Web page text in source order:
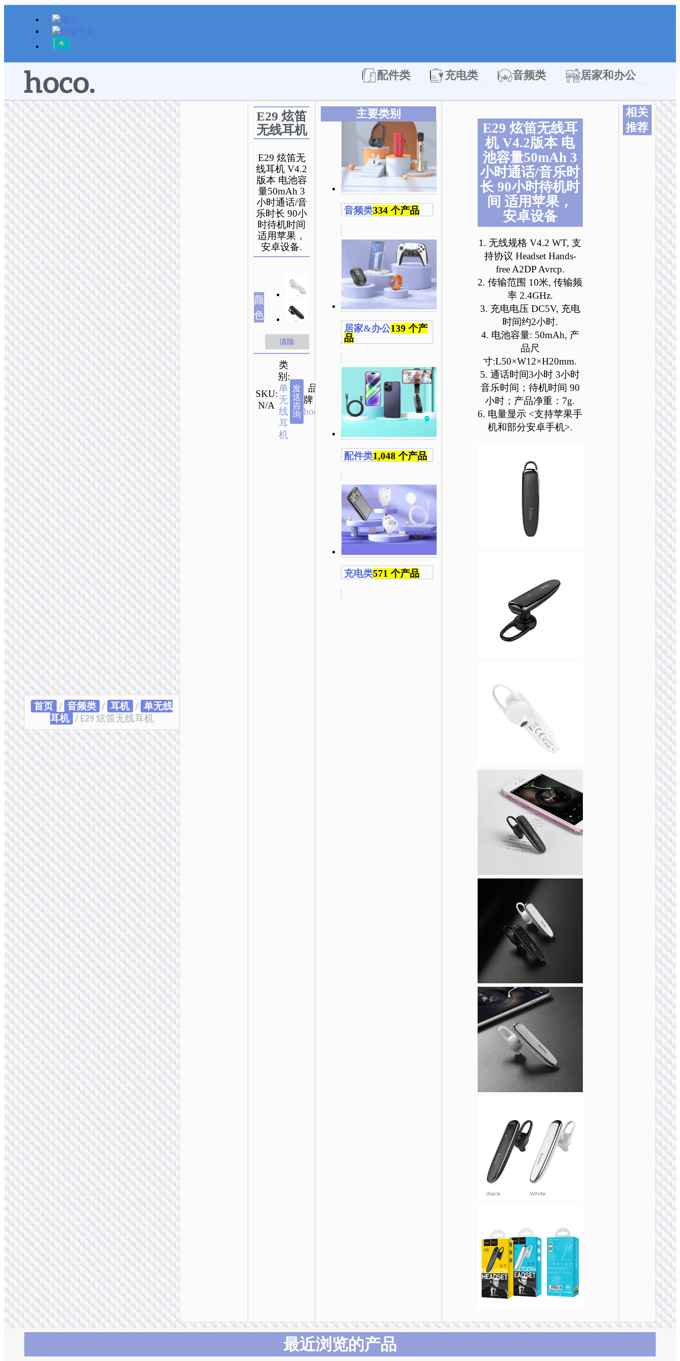
跳
配件类 Open 配件类充电类 Open 充电类音频类 Open 音频类居家和办公
首页 / 音频类 / 耳机 / 单无线
耳机 / E29 炫笛无线耳机
E29 炫笛
无线耳机
E29 炫笛无
线耳机 V4.2
版本 电池容
量50mAh 3
小时通话/音
乐时长 90小
时待机时间
适用苹果，
安卓设备.
颜
色
清除
SKU:
N/A
类
别:
单
无
线
耳
机
发
送
咨
询
品
牌：
hoco
主要类别
音频类334 个产品
居家&办公139 个产
品
配件类1,048 个产品
充电类571 个产品
E29 炫笛无线耳
机 V4.2版本 电
池容量50mAh 3
小时通话/音乐时
长 90小时待机时
间 适用苹果，
安卓设备
1. 无线规格 V4.2 WT, 支
持协议 Headset Hands-
free A2DP Avrcp.
2. 传输范围 10米, 传输频
率 2.4GHz.
3. 充电电压 DC5V, 充电
时间约2小时.
4. 电池容量: 50mAh, 产
品尺
寸:L50×W12×H20mm.
5. 通话时间3小时 3小时
音乐时间；待机时间 90
小时；产品净重：7g.
6. 电量显示 <支持苹果手
机和部分安卓手机>.
相关
推荐
单无线
E64 智
mini蓝
机
本
产
品
有
多
种
变
体
可
在
产
品
页
面
上
选
择
这
些
选
项
单无线
S19 悦
ENC降
无线耳
本
产
品
有
多
种
变
体
可
在
产
品
页
面
上
选
择
这
些
选
项
单无线
E63 迪
务蓝牙
机
本
产
品
有
多
种
变
体
可
在
产
品
页
面
上
选
择
这
些
选
项
单无线
E61 歌
务蓝牙
机
本
产
品
有
多
种
变
体
可
在
产
品
页
面
上
选
择
这
些
选
项
单无线
E60 雅
务蓝牙
机
本
产
品
有
多
种
变
体
可
在
产
品
页
面
上
选
择
这
些
选
项
单无线
E56 炫
务无线
机
本
产
品
有
多
种
变
体
可
在
产
品
页
面
上
选
择
这
些
选
项
最近浏览的产品